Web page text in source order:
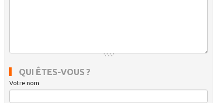
QUI ÊTES-VOUS ?
Votre nom